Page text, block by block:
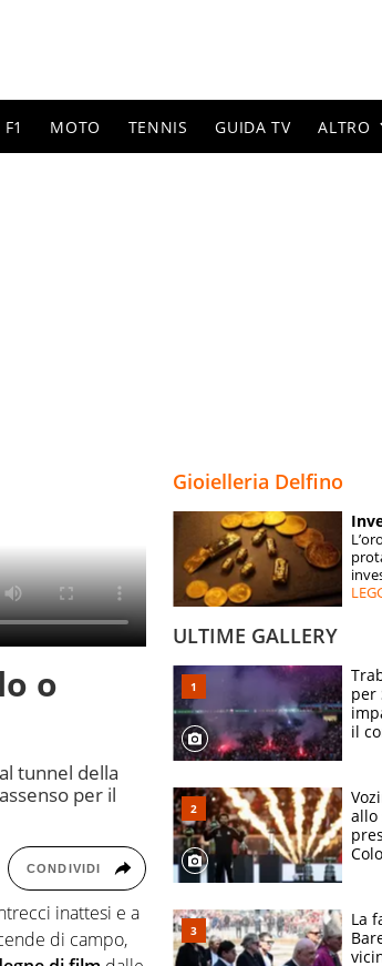
F1 MOTO TENNIS GUIDA TV ALTRO
ESPERTI
o
tunnel della
per il
CONDIVIDI
inattesi e a
di campo,
Gioielleria Delfino
ULTIME GALLERY
per
il
allo
La